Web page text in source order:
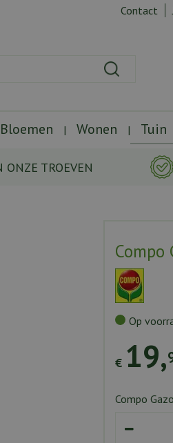
ONZE TROEVEN
Contact
Bloemen Wonen Tuin
Compo
€ 19,
Op
Compo